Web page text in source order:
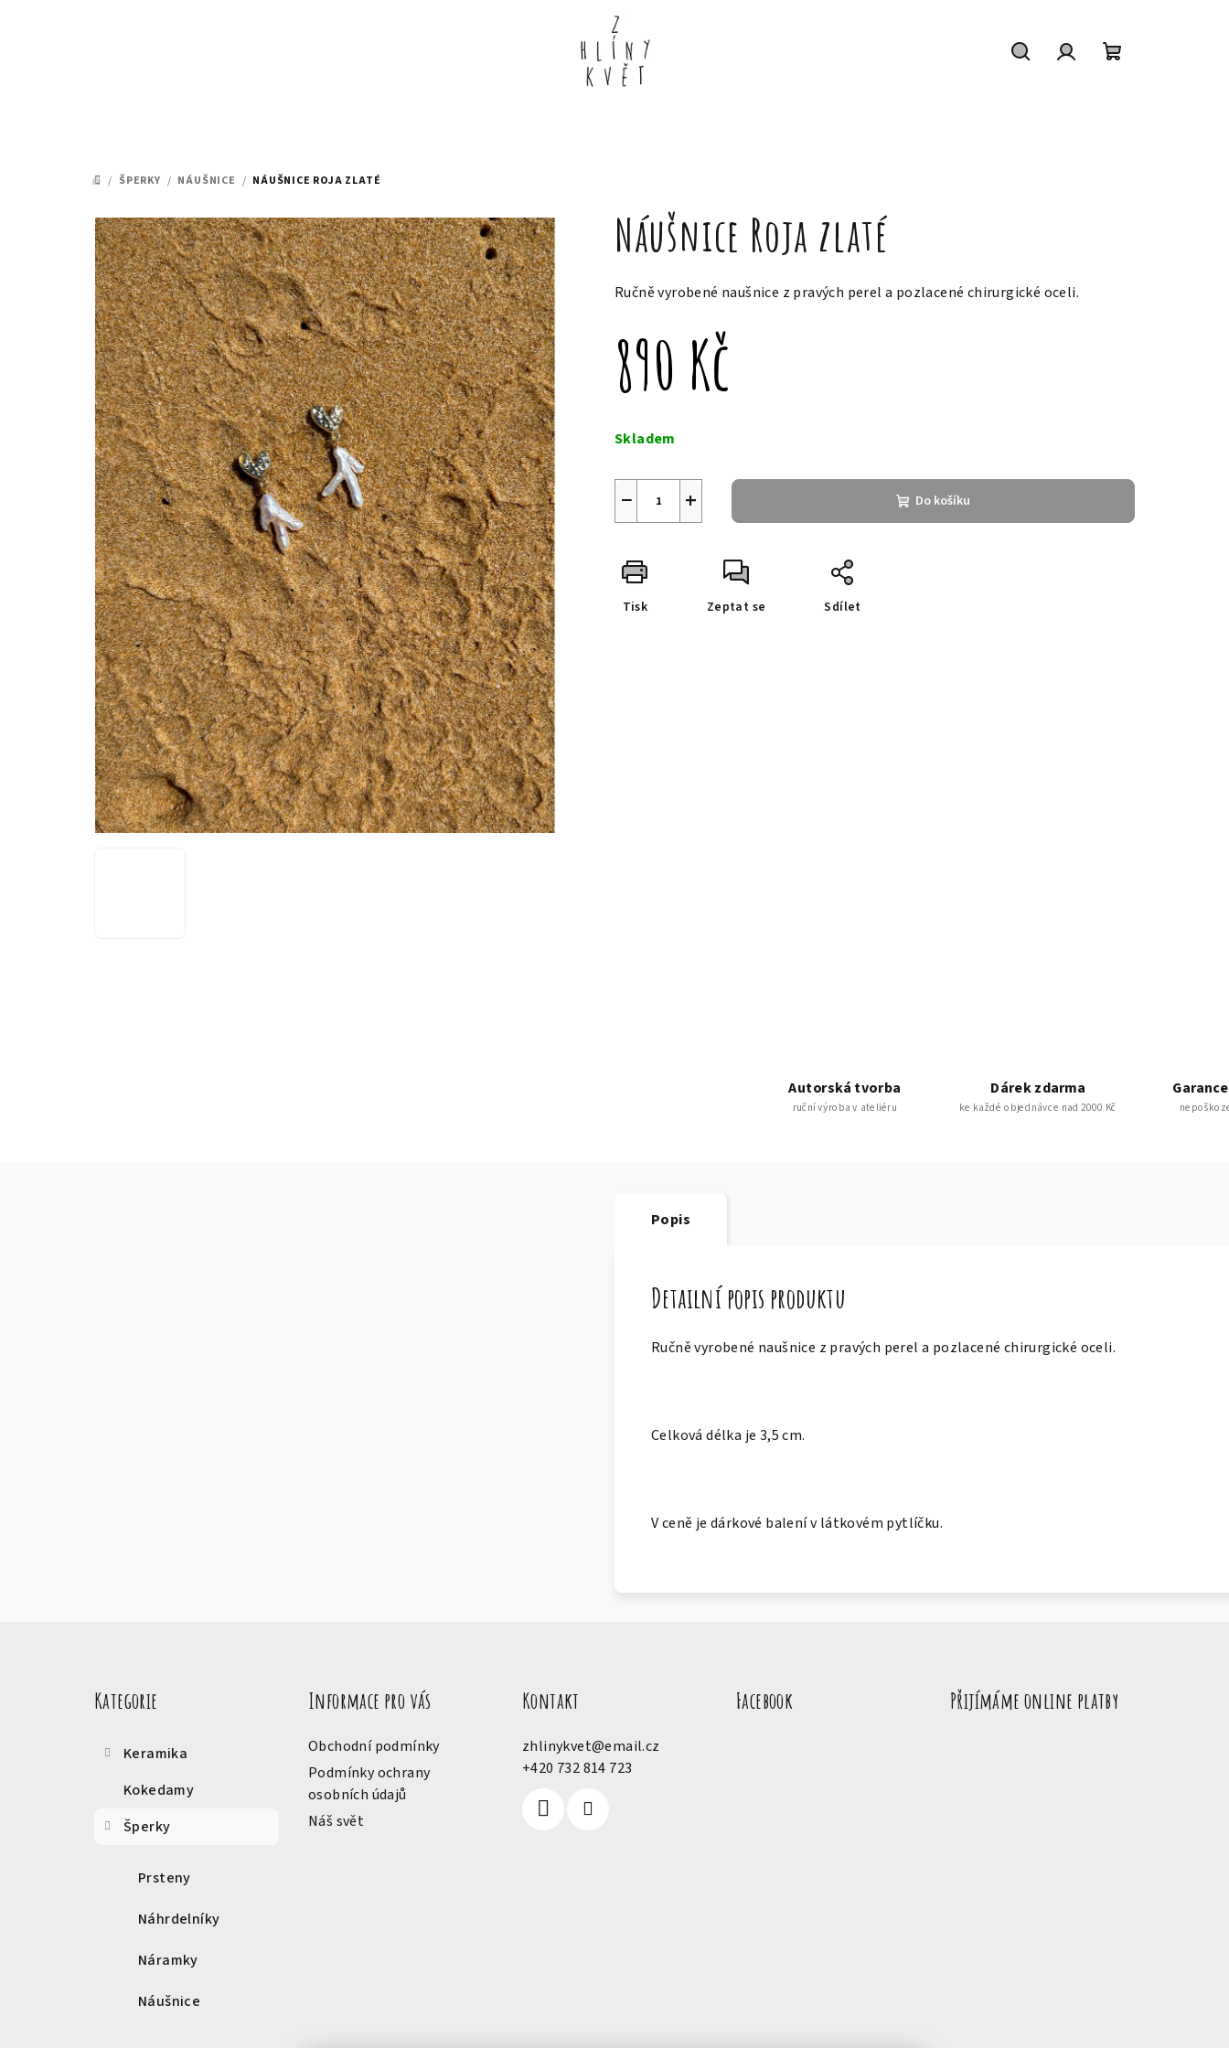
DOMŮ
/ ŠPERKY / NÁUŠNICE / NÁUŠNICE ROJA ZLATÉ
Náušnice Roja zlaté
Ručně vyrobené naušnice z pravých perel a pozlacené chirurgické oceli.
890 Kč
cena:
Skladem
+
− Do košíku
Tisk Zeptat se Sdílet
Autorská tvorba
ruční výroba v ateliéru
Dárek zdarma
ke každé objednávce nad 2000 Kč
Popis
Detailní popis produktu
Ručně vyrobené naušnice z pravých perel a pozlacené chirurgické oceli.
Celková délka je 3,5 cm.
V ceně je dárkové balení v látkovém pytlíčku.
Kategorie
Keramika
Kokedamy
Šperky
Prsteny
Náhrdelníky
Náramky
Náušnice
Informace pro vás
Obchodní podmínky
Podmínky ochrany
osobních údajů
Náš svět
Kontakt
zhlinykvet@email.cz
+420 732 814 723
Facebook Přijímáme online platby